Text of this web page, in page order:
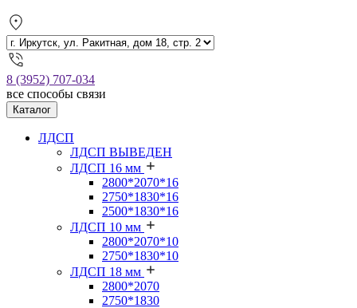
8 (3952) 707-034
все способы связи
Каталог
ЛДСП
ЛДСП ВЫВЕДЕН
ЛДСП 16 мм
2800*2070*16
2750*1830*16
2500*1830*16
ЛДСП 10 мм
2800*2070*10
2750*1830*10
ЛДСП 18 мм
2800*2070
2750*1830